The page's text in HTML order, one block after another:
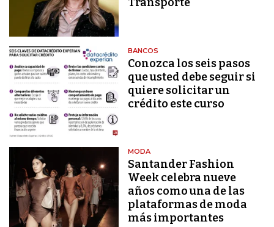
BANCOS
Conozca los seis pasos
que usted debe seguir si
quiere solicitar un
crédito este curso
MODA
Santander Fashion
Week celebra nueve
años como una de las
plataformas de moda
más importantes